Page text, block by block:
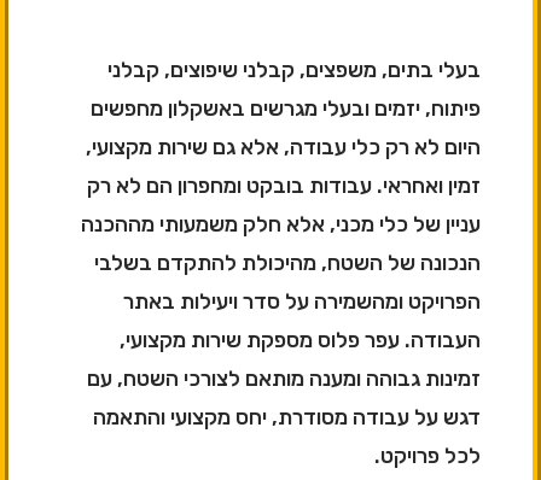
בעלי בתים, משפצים, קבלני שיפוצים, קבלני
פיתוח, יזמים ובעלי מגרשים באשקלון מחפשים
היום לא רק כלי עבודה, אלא גם שירות מקצועי,
זמין ואחראי. עבודות בובקט ומחפרון הם לא רק
עניין של כלי מכני, אלא חלק משמעותי מההכנה
הנכונה של השטח, מהיכולת להתקדם בשלבי
הפרויקט ומהשמירה על סדר ויעילות באתר
העבודה. עפר פלוס מספקת שירות מקצועי,
זמינות גבוהה ומענה מותאם לצורכי השטח, עם
דגש על עבודה מסודרת, יחס מקצועי והתאמה
לכל פרויקט.